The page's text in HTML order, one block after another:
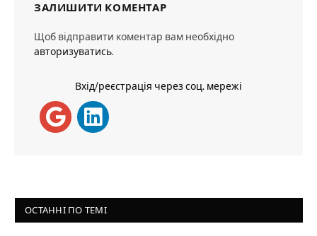
ЗАЛИШИТИ КОМЕНТАР
Щоб відправити коментар вам необхідно
авторизуватись.
Вхід/реєстрація через соц. мережі
ОСТАННІ ПО ТЕМІ